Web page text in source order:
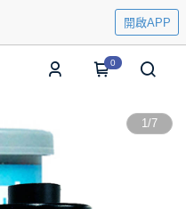
開啟APP
0
1/7